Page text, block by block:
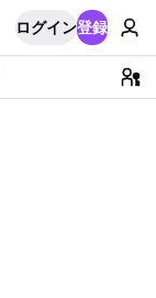
ログイン登録